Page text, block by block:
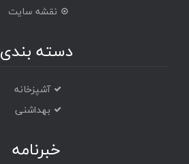
نقشه سایت
دسته بندی
آشپزخانه
بهداشنی
خبرنامه